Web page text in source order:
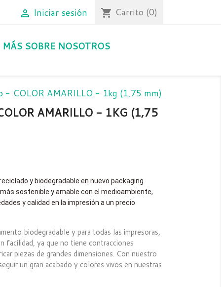
 Iniciar sesión shopping_cart Carrito (0)
MÁS SOBRE NOSOTROS
- COLOR AMARILLO - 1kg (1,75 mm)
AMARILLO - 1KG (1,75
y biodegradable en nuevo packaging
sostenible y amable con el medioambiente,
y calidad en la impresión a un precio
biodegradable y para todas las impresoras,
facilidad, ya que no tiene contracciones
piezas de grandes dimensiones. Con nuestro
un gran acabado y colores vivos en nuestras